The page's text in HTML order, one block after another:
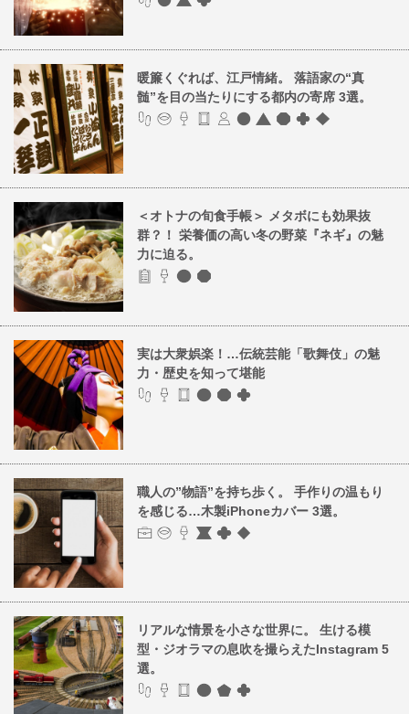
暖簾くぐれば、江戸情緒。 落語家の“真
髄”を目の当たりにする都内の寄席 3選。
＜オトナの旬食手帳＞ メタボにも効果抜
群？！ 栄養価の高い冬の野菜『ネギ』の魅
力に迫る。
実は大衆娯楽！…伝統芸能「歌舞伎」の魅
力・歴史を知って堪能
職人の”物語”を持ち歩く。 手作りの温もり
を感じる…木製iPhoneカバー 3選。
リアルな情景を小さな世界に。 生ける模
型・ジオラマの息吹を撮らえたInstagram 5
選。